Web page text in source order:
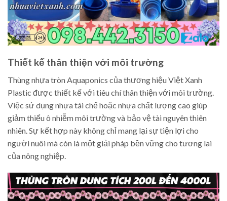
Thiết kế thân thiện với môi trường
Thùng nhựa tròn Aquaponics của thương hiệu Việt Xanh
Plastic được thiết kế với tiêu chí thân thiện với môi trường.
Việc sử dụng nhựa tái chế hoặc nhựa chất lượng cao giúp
giảm thiểu ô nhiễm môi trường và bảo vệ tài nguyên thiên
nhiên. Sự kết hợp này không chỉ mang lại sự tiện lợi cho
người nuôi mà còn là một giải pháp bền vững cho tương lai
của nông nghiệp.